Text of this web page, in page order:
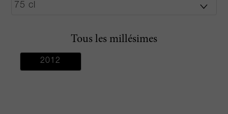
Tous les millésimes
2012